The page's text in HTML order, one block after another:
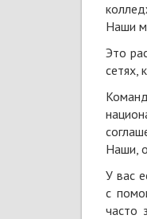
Наши
Это
сетях,
Наши,
У вас
с
часто